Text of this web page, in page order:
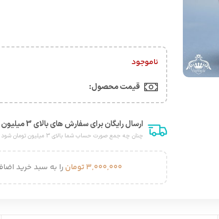
ناموجود
قیمت محصول:​
ارسال رایگان برای سفارش های بالای 3 میلیون هزار تومان
چنان چه جمع صورت حساب شما بالای 3 میلیون تومان شود هزینه پست برای شما به صورت رایگان محاصبه خواهد شد.
۳,۰۰۰,۰۰۰ تومان را به سبد خرید